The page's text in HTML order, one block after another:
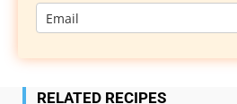
RELATED RECIPES